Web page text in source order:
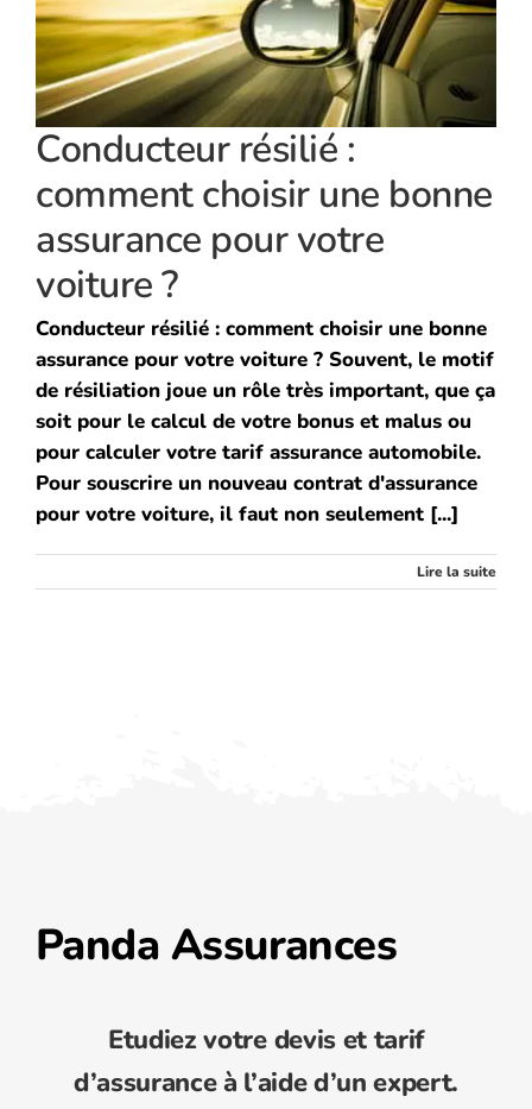
Conducteur résilié :
comment choisir une bonne
assurance pour votre
voiture ?
Conducteur résilié : comment choisir une bonne
assurance pour votre voiture ? Souvent, le motif
de résiliation joue un rôle très important, que ça
soit pour le calcul de votre bonus et malus ou
pour calculer votre tarif assurance automobile.
Pour souscrire un nouveau contrat d'assurance
pour votre voiture, il faut non seulement [...]
Lire la suite
Panda Assurances
Etudiez votre devis et tarif
d’assurance à l’aide d’un expert.